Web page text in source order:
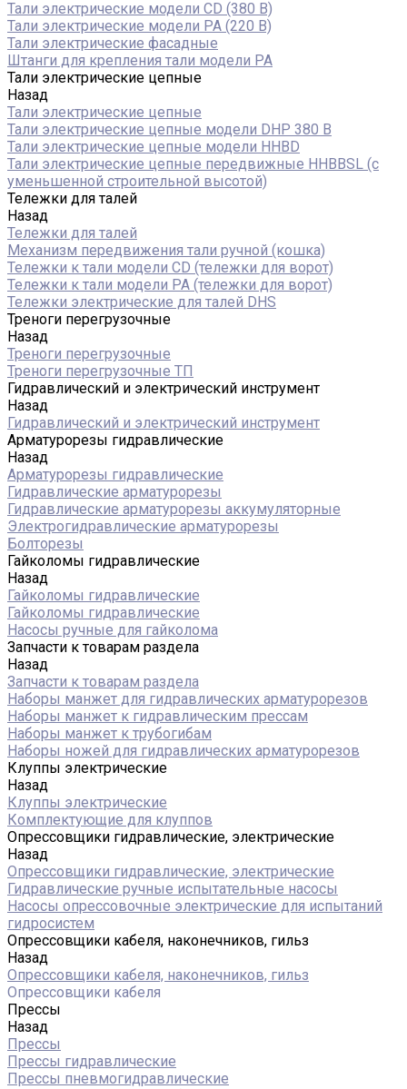
Тали электрические модели CD (380 В)
Тали электрические модели РА (220 В)
Тали электрические фасадные
Штанги для крепления тали модели РА
Тали электрические цепные
Назад
Тали электрические цепные
Тали электрические цепные модели DHP 380 В
Тали электрические цепные модели HHBD
Тали электрические цепные передвижные HHBBSL (с
уменьшенной строительной высотой)
Тележки для талей
Назад
Тележки для талей
Механизм передвижения тали ручной (кошка)
Тележки к тали модели CD (тележки для ворот)
Тележки к тали модели РА (тележки для ворот)
Тележки электрические для талей DHS
Треноги перегрузочные
Назад
Треноги перегрузочные
Треноги перегрузочные ТП
Гидравлический и электрический инструмент
Назад
Гидравлический и электрический инструмент
Арматурорезы гидравлические
Назад
Арматурорезы гидравлические
Гидравлические арматурорезы
Гидравлические арматурорезы аккумуляторные
Электрогидравлические арматурорезы
Болторезы
Гайколомы гидравлические
Назад
Гайколомы гидравлические
Гайколомы гидравлические
Насосы ручные для гайколома
Запчасти к товарам раздела
Назад
Запчасти к товарам раздела
Наборы манжет для гидравлических арматурорезов
Наборы манжет к гидравлическим прессам
Наборы манжет к трубогибам
Наборы ножей для гидравлических арматурорезов
Клуппы электрические
Назад
Клуппы электрические
Комплектующие для клуппов
Опрессовщики гидравлические, электрические
Назад
Опрессовщики гидравлические, электрические
Гидравлические ручные испытательные насосы
Насосы опрессовочные электрические для испытаний
гидросистем
Опрессовщики кабеля, наконечников, гильз
Назад
Опрессовщики кабеля, наконечников, гильз
Опрессовщики кабеля
Прессы
Назад
Прессы
Прессы гидравлические
Прессы пневмогидравлические